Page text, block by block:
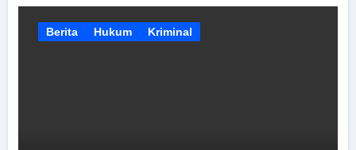
Berita Hukum Kriminal